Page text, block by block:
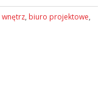
wnętrz, biuro projektowe,